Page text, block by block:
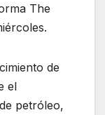
The
de
el
petróleo,